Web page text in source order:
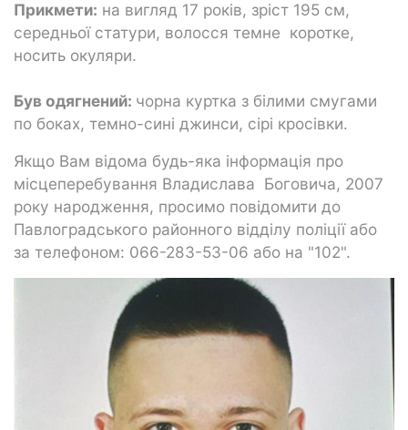
Прикмети: на вигляд 17 років, зріст 195 см,
середньої статури, волосся темне коротке,
носить окуляри.
Був одягнений: чорна куртка з білими смугами
по боках, темно-сині джинси, сірі кросівки.
Якщо Вам відома будь-яка інформація про
місцеперебування Владислава Боговича, 2007
року народження, просимо повідомити до
Павлоградського районного відділу поліції або
за телефоном: 066-283-53-06 або на "102".